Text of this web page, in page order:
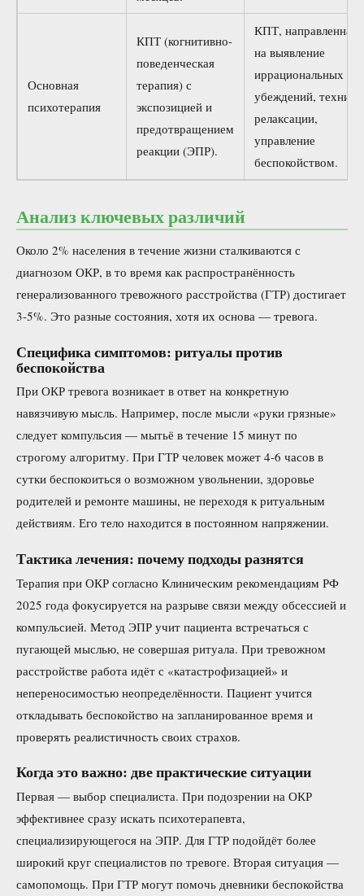
Основная
психотерапия
КПТ (когнитивно-
поведенческая
терапия) с
экспозицией и
предотвращением
реакции (ЭПР).
КПТ, направленная
на выявление
иррациональных
убеждений, техники
релаксации,
управление
беспокойством.
Анализ ключевых различий
Около 2% населения в течение жизни сталкиваются с
диагнозом ОКР, в то время как распространённость
генерализованного тревожного расстройства (ГТР) достигает
3-5%. Это разные состояния, хотя их основа — тревога.
Специфика симптомов: ритуалы против
беспокойства
При ОКР тревога возникает в ответ на конкретную
навязчивую мысль. Например, после мысли «руки грязные»
следует компульсия — мытьё в течение 15 минут по
строгому алгоритму. При ГТР человек может 4-6 часов в
сутки беспокоиться о возможном увольнении, здоровье
родителей и ремонте машины, не переходя к ритуальным
действиям. Его тело находится в постоянном напряжении.
Тактика лечения: почему подходы разнятся
Терапия при ОКР согласно Клиническим рекомендациям РФ
2025 года фокусируется на разрыве связи между обсессией и
компульсией. Метод ЭПР учит пациента встречаться с
пугающей мыслью, не совершая ритуала. При тревожном
расстройстве работа идёт с «катастрофизацией» и
непереносимостью неопределённости. Пациент учится
откладывать беспокойство на запланированное время и
проверять реалистичность своих страхов.
Когда это важно: две практические ситуации
Первая — выбор специалиста. При подозрении на ОКР
эффективнее сразу искать психотерапевта,
специализирующегося на ЭПР. Для ГТР подойдёт более
широкий круг специалистов по тревоге. Вторая ситуация —
самопомощь. При ГТР могут помочь дневники беспокойства